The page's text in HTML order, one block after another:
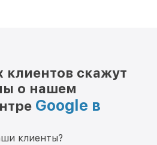
скажут
о нашем
Google в
клиенты?